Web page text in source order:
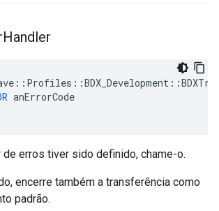
Handler
anErrorCode
de erros tiver sido definido, chame-o.
encerre também a transferência como
padrão.